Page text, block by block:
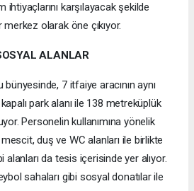
karşılayacak şekilde
olarak öne çıkıyor.
ALANLAR
7 itfaiye aracının aynı
park alanı ile 138 metreküplük
Personelin kullanımına yönelik
duş ve WC alanları ile birlikte
da tesis içerisinde yer alıyor.
sahaları gibi sosyal donatılar ile